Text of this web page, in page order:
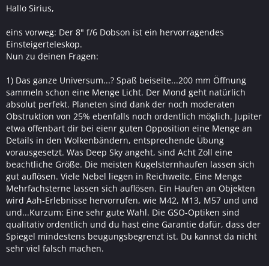
Hallo Sirius,
eins vorweg: Der 8" f/6 Dobson ist ein hervorragendes
Einsteigerteleskop.
Nun zu deinen Fragen:
1) Das ganze Universum...? Spaß beiseite...200 mm Öffnung
sammeln schon eine Menge Licht. Der Mond geht natürlich
absolut perfekt. Planeten sind dank der noch moderaten
Obstruktion von 25% ebenfalls noch ordentlich möglich. Jupiter
etwa offenbart dir bei eienr guten Opposition eine Menge an
Details in den Wolkenbändern, entsprechende Übung
vorausgesetzt. Was Deep Sky angeht, sind Acht Zoll eine
beachtliche Größe. Die meisten Kugelsternhaufen lassen sich
gut auflösen. Viele Nebel liegen in Reichweite. Eine Menge
Mehrfachsterne lassen sich auflösen. Ein Haufen an Objekten
wird Aah-Erlebnisse hervorrufen, wie M42, M13, M57 und und
und...Kurzum: Eine sehr gute Wahl. Die GSO-Optiken sind
qualitativ ordentlich und du hast eine Garantie dafür, dass der
Spiegel mindestens beugungsbegrenzt ist. Du kannst da nicht
sehr viel falsch machen.